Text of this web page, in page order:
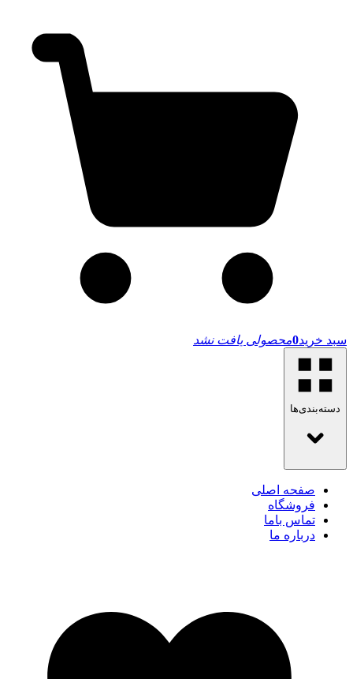
سبد خرید0محصولی یافت نشد
دسته‌بندی‌ها
صفحه اصلی
فروشگاه
تماس باما
درباره ما